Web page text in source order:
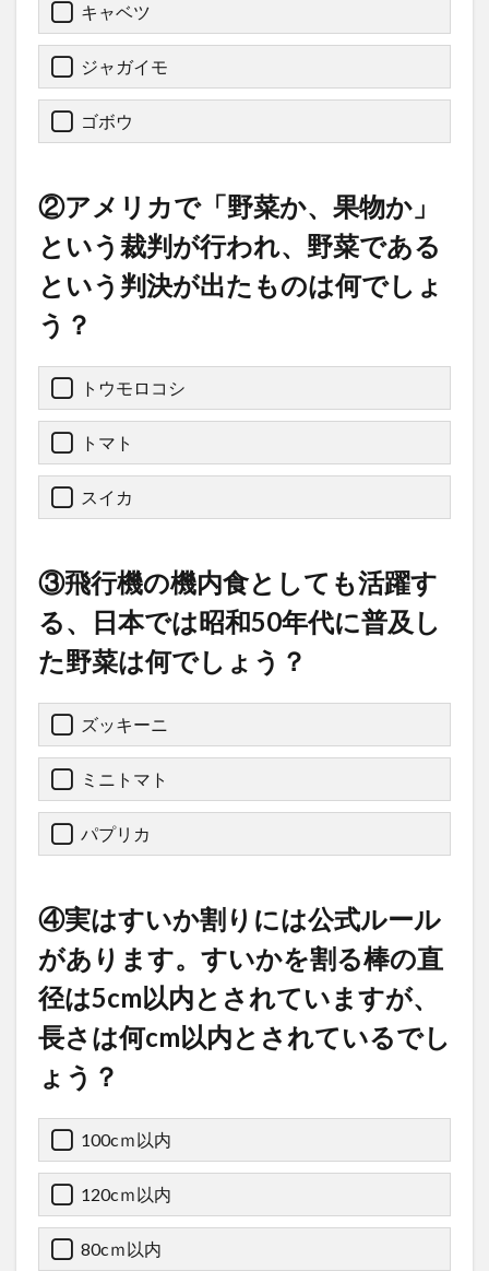
キャベツ
ジャガイモ
ゴボウ
②アメリカで「野菜か、果物か」
という裁判が行われ、野菜である
という判決が出たものは何でしょ
う？
トウモロコシ
トマト
スイカ
③飛行機の機内食としても活躍す
る、日本では昭和50年代に普及し
た野菜は何でしょう？
ズッキーニ
ミニトマト
パプリカ
④実はすいか割りには公式ルール
があります。すいかを割る棒の直
径は5cm以内とされていますが、
長さは何cm以内とされているでし
ょう？
100cｍ以内
120cｍ以内
80cｍ以内